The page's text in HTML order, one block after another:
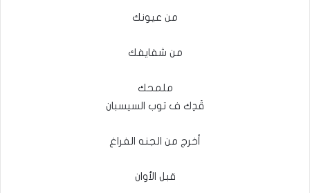
من عيونك
من شفايفك
ملمحك
قَدِك ف توب السيسبان
أخرج من الجنه الفراغ
قبل الأوان